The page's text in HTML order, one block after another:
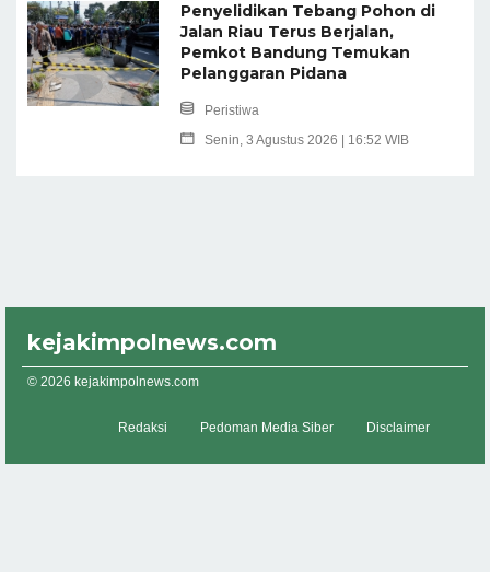
Penyelidikan Tebang Pohon di
Jalan Riau Terus Berjalan,
Pemkot Bandung Temukan
Pelanggaran Pidana
Peristiwa
Senin, 3 Agustus 2026 | 16:52 WIB
kejakimpolnews.com
© 2026 kejakimpolnews.com
Redaksi Pedoman Media Siber Disclaimer